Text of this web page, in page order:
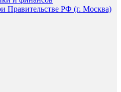
Правительстве РФ (г. Москва)